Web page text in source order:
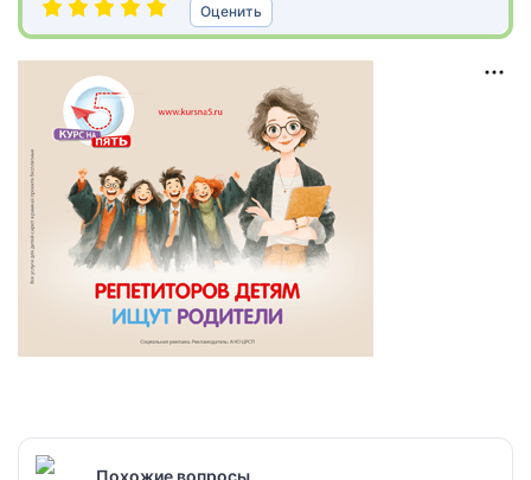
Оценить
Похожие вопросы